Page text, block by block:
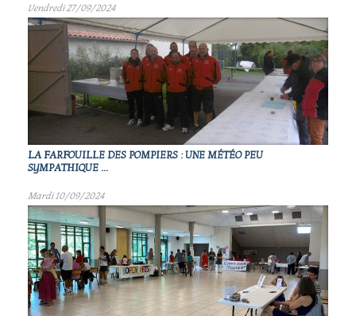
Vendredi 27/09/2024
LA FARFOUILLE DES POMPIERS : UNE MÉTÉO PEU
SYMPATHIQUE ...
Mardi 10/09/2024